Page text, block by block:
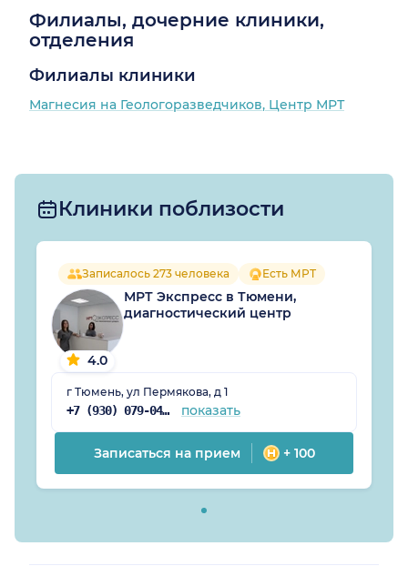
Филиалы, дочерние клиники,
отделения
Филиалы клиники
Магнесия на Геологоразведчиков, Центр МРТ
Клиники поблизости
Записалось 273 человека Есть МРТ
4.0
МРТ Экспресс в Тюмени,
диагностический центр
г Тюмень, ул Пермякова, д 1
+7 (930) 079-04-87 показать
Записаться на прием + 100